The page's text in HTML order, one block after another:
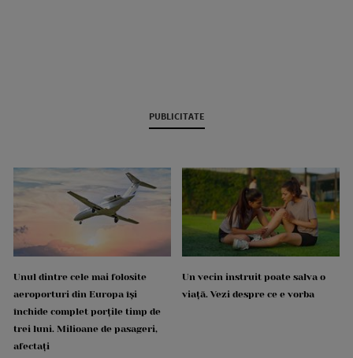
PUBLICITATE
Unul dintre cele mai folosite
aeroporturi din Europa își
închide complet porțile timp de
trei luni. Milioane de pasageri,
afectați
Un vecin instruit poate salva o
viață. Vezi despre ce e vorba